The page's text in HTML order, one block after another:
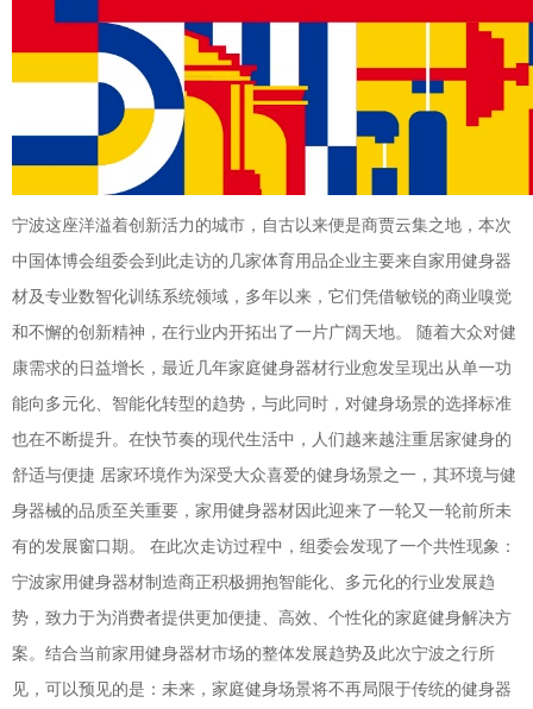
宁波这座洋溢着创新活力的城市，自古以来便是商贾云集之地，本次
中国体博会组委会到此走访的几家体育用品企业主要来自家用健身器
材及专业数智化训练系统领域，多年以来，它们凭借敏锐的商业嗅觉
和不懈的创新精神，在行业内开拓出了一片广阔天地。 随着大众对健
康需求的日益增长，最近几年家庭健身器材行业愈发呈现出从单一功
能向多元化、智能化转型的趋势，与此同时，对健身场景的选择标准
也在不断提升。在快节奏的现代生活中，人们越来越注重居家健身的
舒适与便捷 居家环境作为深受大众喜爱的健身场景之一，其环境与健
身器械的品质至关重要，家用健身器材因此迎来了一轮又一轮前所未
有的发展窗口期。 在此次走访过程中，组委会发现了一个共性现象：
宁波家用健身器材制造商正积极拥抱智能化、多元化的行业发展趋
势，致力于为消费者提供更加便捷、高效、个性化的家庭健身解决方
案。结合当前家用健身器材市场的整体发展趋势及此次宁波之行所
见，可以预见的是：未来，家庭健身场景将不再局限于传统的健身器